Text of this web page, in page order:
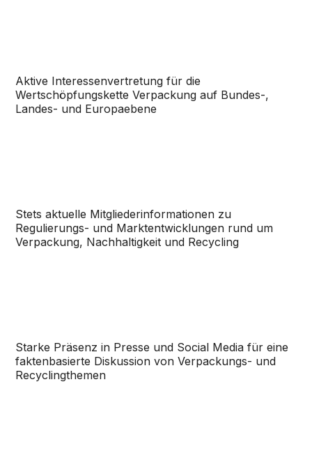
Aktive Interessenvertretung für die
Wertschöpfungskette Verpackung auf Bundes-,
Landes- und Europaebene
Stets aktuelle Mitglieder­informationen zu
Regulierungs- und Marktentwicklungen rund um
Verpackung, Nachhaltigkeit und Recycling
Starke Präsenz in Presse und Social Media für eine
faktenbasierte Diskussion von Verpackungs- und
Recyclingthemen